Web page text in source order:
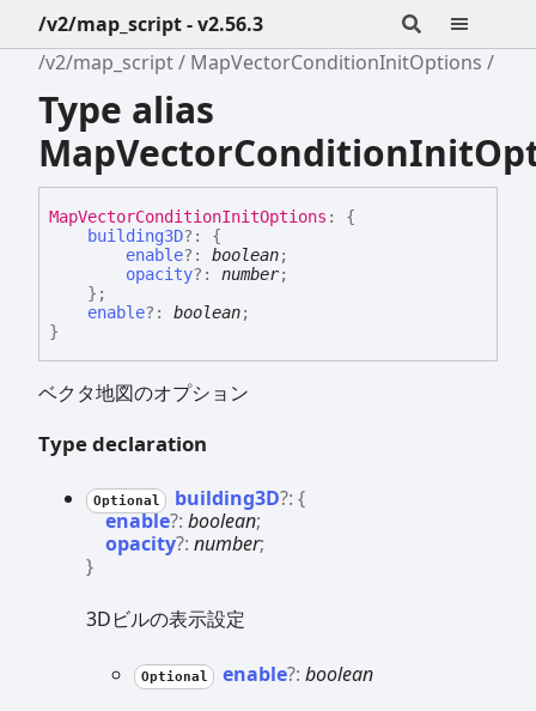
/v2/map_script - v2.56.3
/v2/map_script
MapVectorConditionInitOptions
Type alias
MapVectorConditionInitOptions :
{
building3D?: {
enable?: boolean;
opacity?: number;
} ;
enable?: boolean;
}
ベクタ地図のオプション
Type declaration
Optional building3D?: {
enable?: boolean;
opacity?: number;
}
3Dビルの表示設定
Optional enable?: boolean